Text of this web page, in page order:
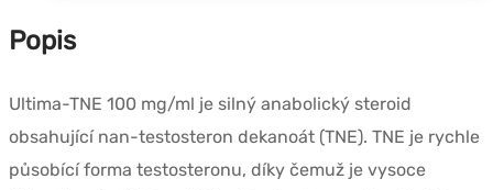
Popis
Ultima-TNE 100 mg/ml je silný anabolický steroid
obsahující nan-testosteron dekanoát (TNE). TNE je rychle
působící forma testosteronu, díky čemuž je vysoce